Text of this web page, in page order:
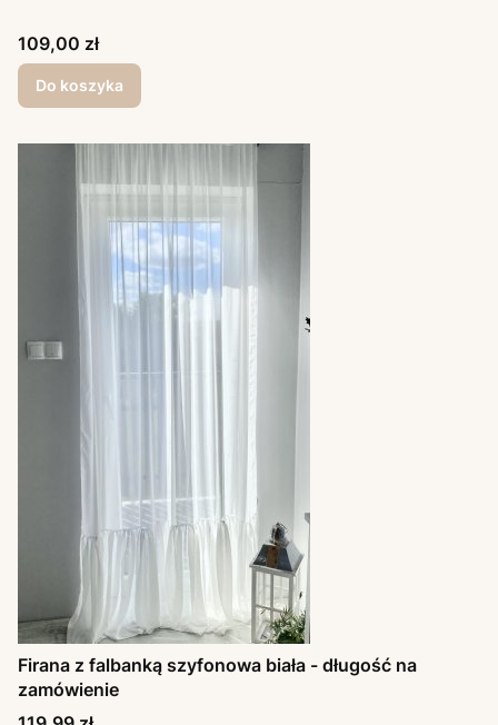
Cena
109,00 zł
Do koszyka
Firana z falbanką szyfonowa biała - długość na
zamówienie